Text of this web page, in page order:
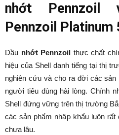
nhớt Pennzoil
Pennzoil Platinum
Dầu nhớt Pennzoil thực chất
hiệu của Shell danh tiếng tại thị
nghiên cứu và cho ra đời các
người tiêu dùng hài lòng. Chính
Shell đứng vững trên thị trường
các sản phẩm nhập khẩu luôn
chưa lâu.